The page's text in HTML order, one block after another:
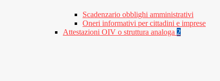
Scadenzario obblighi amministrativi
Oneri informativi per cittadini e imprese
Attestazioni OIV o struttura analoga 2